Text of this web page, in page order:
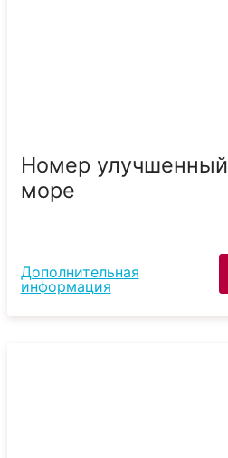
Номер
море
Дополнительная
информация